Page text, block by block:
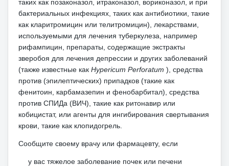
таких как позаконазол, итраконазол, вориконазол, и при
бактериальных инфекциях, таких как антибиотики, такие
как кларитромицин или телитромицин), лекарствами,
используемыми для лечения туберкулеза, например
рифампицин, препараты, содержащие экстракты
зверобоя для лечения депрессии и других заболеваний
(также известные как Hypericum Perforatum ), средства
против (эпилептических) припадков (такие как
фенитоин, карбамазепин и фенобарбитал), средства
против СПИДа (ВИЧ), такие как ритонавир или
кобицистат, или агенты для ингибирования свертывания
крови, такие как клопидогрель.
Сообщите своему врачу или фармацевту, если
у вас тяжелое заболевание почек или печени